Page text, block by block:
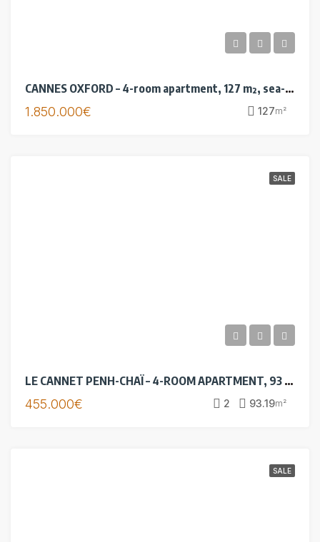
CANNES OXFORD – 4-room apartment, 127 m², sea-view terraces – garage
1.850.000€ 127m²
SALE
LE CANNET PENH-CHAÏ – 4-ROOM APARTMENT, 93 SQM – 3 TERRACES – SWIMMING POOL AND GARAGE
455.000€ 2 93.19m²
SALE